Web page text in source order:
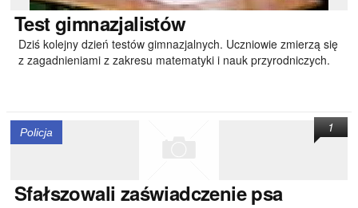
Testgimnazjalistów
Dziś kolejny dzień testów gimnazjalnych. Uczniowie zmierzą się
z zagadnieniami z zakresu matematyki i nauk przyrodniczych.
Policja
Sfałszowali zaświadczenie psa
1